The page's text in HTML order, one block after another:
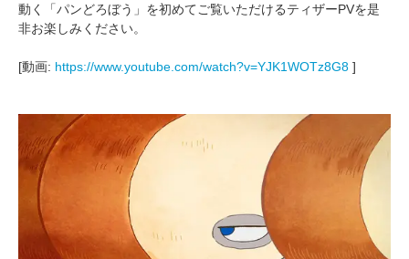
動く「パンどろぼう」を初めてご覧いただけるティザーPVを是
非お楽しみください。
[動画: https://www.youtube.com/watch?v=YJK1WOTz8G8 ]